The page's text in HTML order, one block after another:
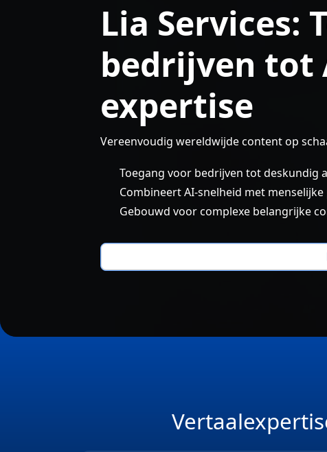
Lia Services:
bedrijven tot
expertise
Vereenvoudig wereldwijde content op
Toegang voor bedrijven tot deskundig
Combineert AI-snelheid met menselijke
Gebouwd voor complexe belangrijke